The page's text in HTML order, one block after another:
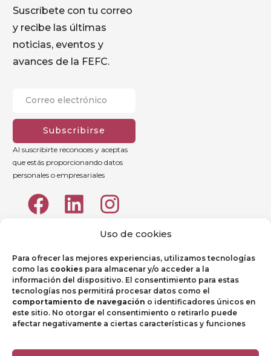
Uso de cookies
Para ofrecer las mejores experiencias, utilizamos tecnologías
como las cookies para almacenar y/o acceder a la
información del dispositivo. El consentimiento para estas
tecnologías nos permitirá procesar datos como el
comportamiento de navegación o identificadores únicos en
este sitio. No otorgar el consentimiento o retirarlo puede
afectar negativamente a ciertas características y funciones
Suscríbete con tu correo
y recibe las últimas
noticias, eventos y
avances de la FEFC.
Subscribirse
Al suscribirte reconoces y aceptas
que estás proporcionando datos
personales o empresariales
Aviso legal
Política de Privacidad